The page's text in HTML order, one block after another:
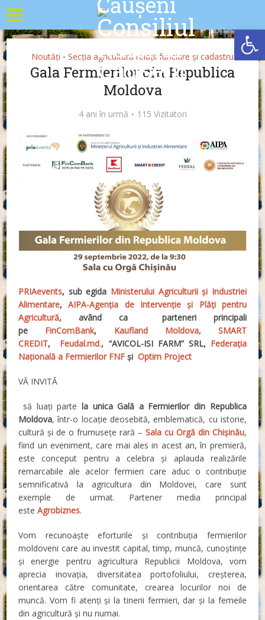
Noutăți • Secția agricultură relații funciare și cadastru
Gala Fermierilor din Republica
Moldova
4 ani în urmă 115 Vizitatori
PRIAevents, sub egida Ministerului Agriculturii și Industriei
Alimentare,AIPA-Agenția de Intervenție și Plăți pentru
Agricultură, având ca parteneri principali
pe FinComBank, Kaufland Moldova,
SMART
CREDIT, Feudal.md., “AVICOL-ISI FARM” SRL, Federația
Națională a Fermierilor FNF șiOptim Project
VĂ INVITĂ
să luați parte la unicaGală a Fermierilor din Republica
Moldova, într-o locație deosebită, emblematică, cu istorie,
cultură și de o frumusețe rară – Sala cu Orgă din Chișinău,
fiind un eveniment, care mai ales in acest an, în premieră,
este conceput pentru a celebra și aplauda realizările
remarcabile ale acelor fermieri care aduc o contribuție
semnificativă la agricultura din Moldovei, care sunt
exemple de urmat. Partener media principal
esteAgrobiznes.
Vom recunoaște eforturile și contribuția fermierilor
moldoveni care au investit capital, timp, muncă, cunoștințe
și energie pentru agricultura Republicii Moldova, vom
aprecia inovația, diversitatea portofoliului, creșterea,
orientarea către comunitate, crearea locurilor noi de
muncă. Vom fi atenți și la tinerii fermieri, dar și la femeile
din agricultură și nu numai.